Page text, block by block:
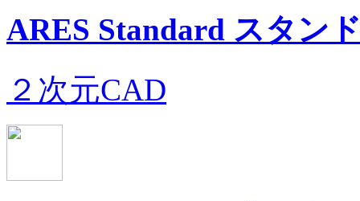
ARES Standard スタン
２次元CAD